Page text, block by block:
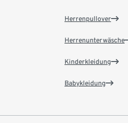
Herrenpullover
Herrenunterwäsche
Kinderkleidung
Babykleidung